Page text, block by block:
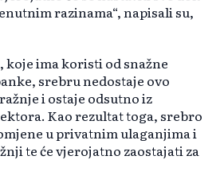
razinama“, napisali su,
koje ima koristi od snažne
srebru nedostaje ovo
i ostaje odsutno iz
Kao rezultat toga, srebro
u privatnim ulaganjima i
te će vjerojatno zaostajati za